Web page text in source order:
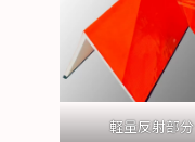
軽量反射部分